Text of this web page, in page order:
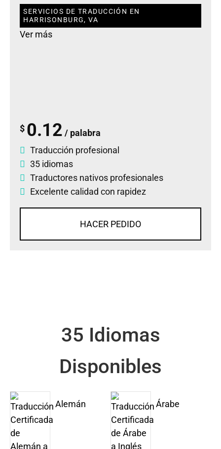
SERVICIOS DE TRADUCCIÓN EN
HARRISONBURG, VA
Ver más
$ 0.12 / palabra
Traducción profesional
35 idiomas
Traductores nativos profesionales
Excelente calidad con rapidez
HACER PEDIDO
35 Idiomas
Disponibles
Alemán Árabe